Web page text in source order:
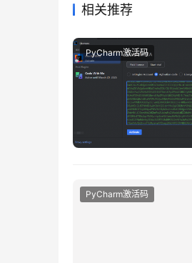
相关推荐
PyCharm激活码
PyCharm激活码